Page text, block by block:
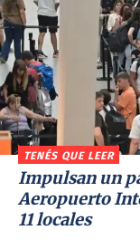
TENÉS QUE LEER
Impulsan un
Aeropuerto
11 locales